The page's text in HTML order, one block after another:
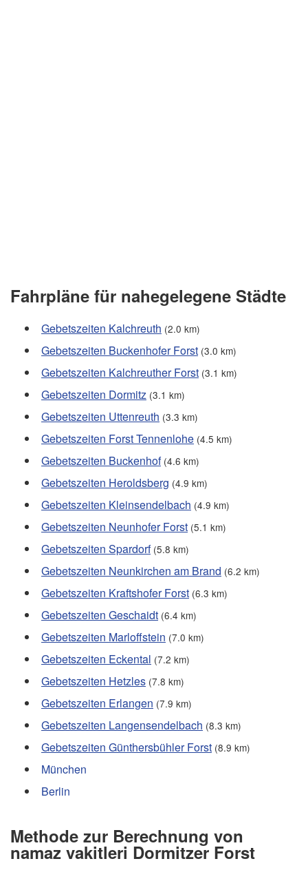
Fahrpläne für nahegelegene Städte
Gebetszeiten Kalchreuth (2.0 km)
Gebetszeiten Buckenhofer Forst (3.0 km)
Gebetszeiten Kalchreuther Forst (3.1 km)
Gebetszeiten Dormitz (3.1 km)
Gebetszeiten Uttenreuth (3.3 km)
Gebetszeiten Forst Tennenlohe (4.5 km)
Gebetszeiten Buckenhof (4.6 km)
Gebetszeiten Heroldsberg (4.9 km)
Gebetszeiten Kleinsendelbach (4.9 km)
Gebetszeiten Neunhofer Forst (5.1 km)
Gebetszeiten Spardorf (5.8 km)
Gebetszeiten Neunkirchen am Brand (6.2 km)
Gebetszeiten Kraftshofer Forst (6.3 km)
Gebetszeiten Geschaidt (6.4 km)
Gebetszeiten Marloffstein (7.0 km)
Gebetszeiten Eckental (7.2 km)
Gebetszeiten Hetzles (7.8 km)
Gebetszeiten Erlangen (7.9 km)
Gebetszeiten Langensendelbach (8.3 km)
Gebetszeiten Günthersbühler Forst (8.9 km)
München
Berlin
Methode zur Berechnung von
namaz vakitleri Dormitzer Forst